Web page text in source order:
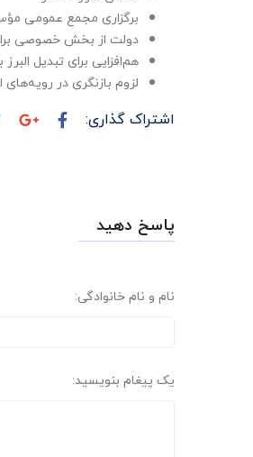
برگزاری مجمع عمومی
دولت از بخش خصوصی
هم‌افزایی برای تبدیل
لزوم بازنگری در
اشتراک گذاری:
پاسخ دهید
نام و نام خانوادگی:
یک پیغام بنویسید: